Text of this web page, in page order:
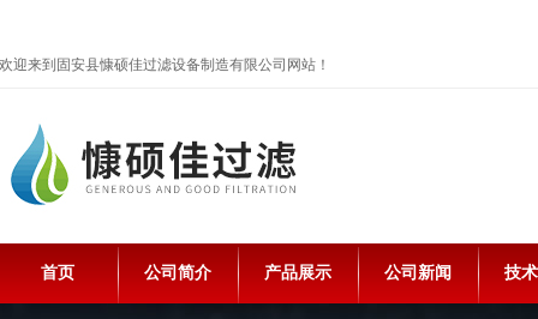
欢迎来到固安县慷硕佳过滤设备制造有限公司网站！
首页 公司简介 产品展示 公司新闻 技